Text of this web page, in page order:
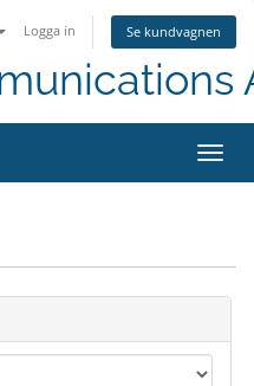
Logga in Se kundvagnen
Växla